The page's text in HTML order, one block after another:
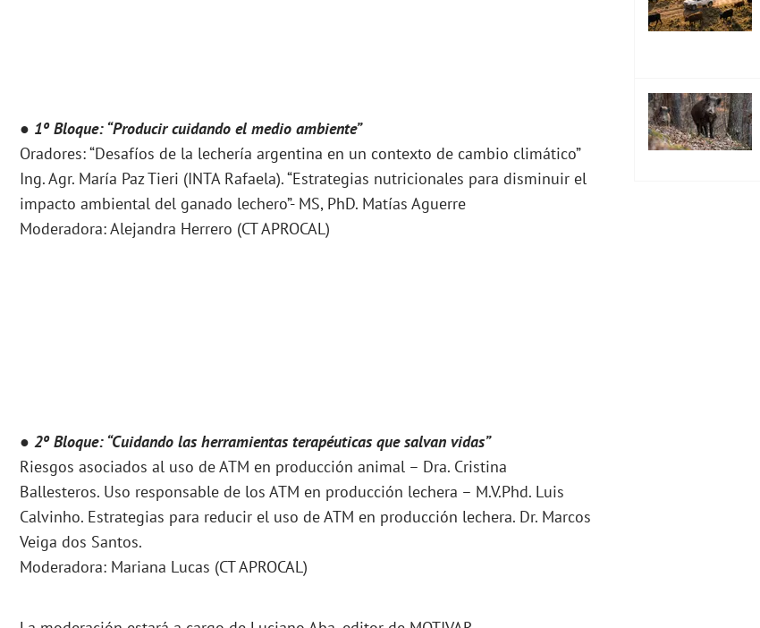
● 1º Bloque: “Producir cuidando el medio ambiente”
Oradores: “Desafíos de la lechería argentina en un contexto de cambio climático”
Ing. Agr. María Paz Tieri (INTA Rafaela). “Estrategias nutricionales para disminuir el
impacto ambiental del ganado lechero”- MS, PhD. Matías Aguerre
Moderadora: Alejandra Herrero (CT APROCAL)
● 2º Bloque: “Cuidando las herramientas terapéuticas que salvan vidas”
Riesgos asociados al uso de ATM en producción animal – Dra. Cristina
Ballesteros. Uso responsable de los ATM en producción lechera – M.V.Phd. Luis
Calvinho. Estrategias para reducir el uso de ATM en producción lechera. Dr. Marcos
Veiga dos Santos.
Moderadora: Mariana Lucas (CT APROCAL)